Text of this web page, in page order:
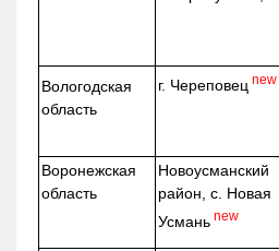
Вологодская
область
г. Череповец new
Воронежская
область
Новоусманский
район, с. Новая
Усмань new